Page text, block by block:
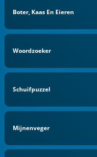
Boter, Kaas En Eieren
Woordzoeker
Schuifpuzzel
Mijnenveger